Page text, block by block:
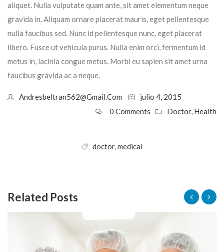
aliquet. Nulla vulputate quam ante, sit amet elementum neque
gravida in. Aliquam ornare placerat mauris, eget pellentesque
nulla faucibus sed. Nunc id pellentesque nunc, eget placerat
libero. Fusce ut vehicula purus. Nulla enim orci, fermentum id
metus in, lacinia congue metus. Morbi eu sapien sit amet urna
faucibus gravida ac a neque.
Andresbeltran562@gmail.com
julio 4, 2015
Doctor, Health
0 Comments
doctor,medical
Related Posts